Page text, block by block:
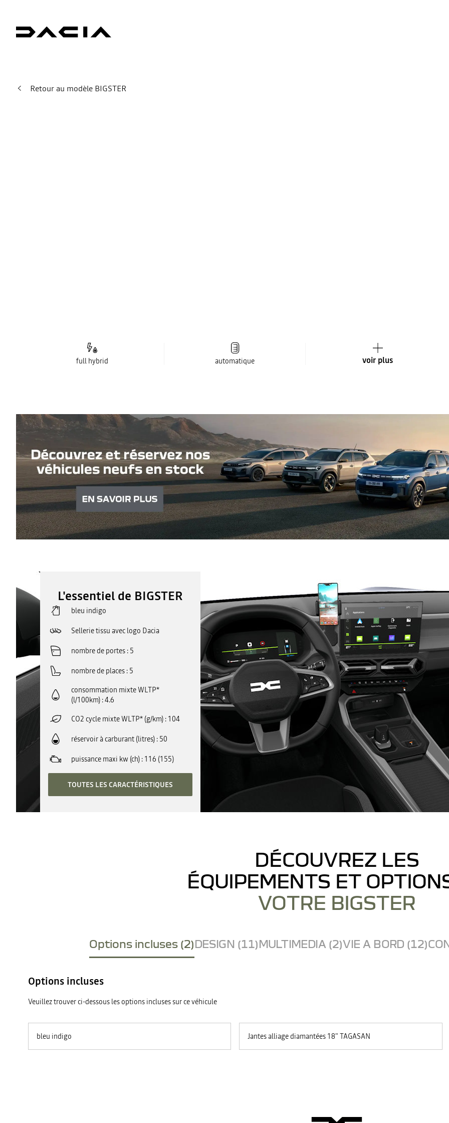
Retour au modèle BIGSTER
full hybrid automatique voir plus
L'essentiel de BIGSTER
bleu indigo
Sellerie tissu avec logo Dacia
nombre de portes 5
nombre de places 5
consommation mixte WLTP*
(l/100km) 4.6
CO2 cycle mixte WLTP* (g/km) 104
réservoir à carburant (litres) 50
puissance maxi kw (ch) 116 (155)
TOUTES LES CARACTÉRISTIQUES
DÉCOUVREZ LES
ÉQUIPEMENTS ET
VOTRE BIGSTER
Options incluses (2)DESIGN (11)MULTIMEDIA (2)VIE A BORD (12)
Options incluses
Veuillez trouver ci-dessous les options incluses sur ce véhicule
bleu indigo Jantes alliage diamantées 18" TAGASAN